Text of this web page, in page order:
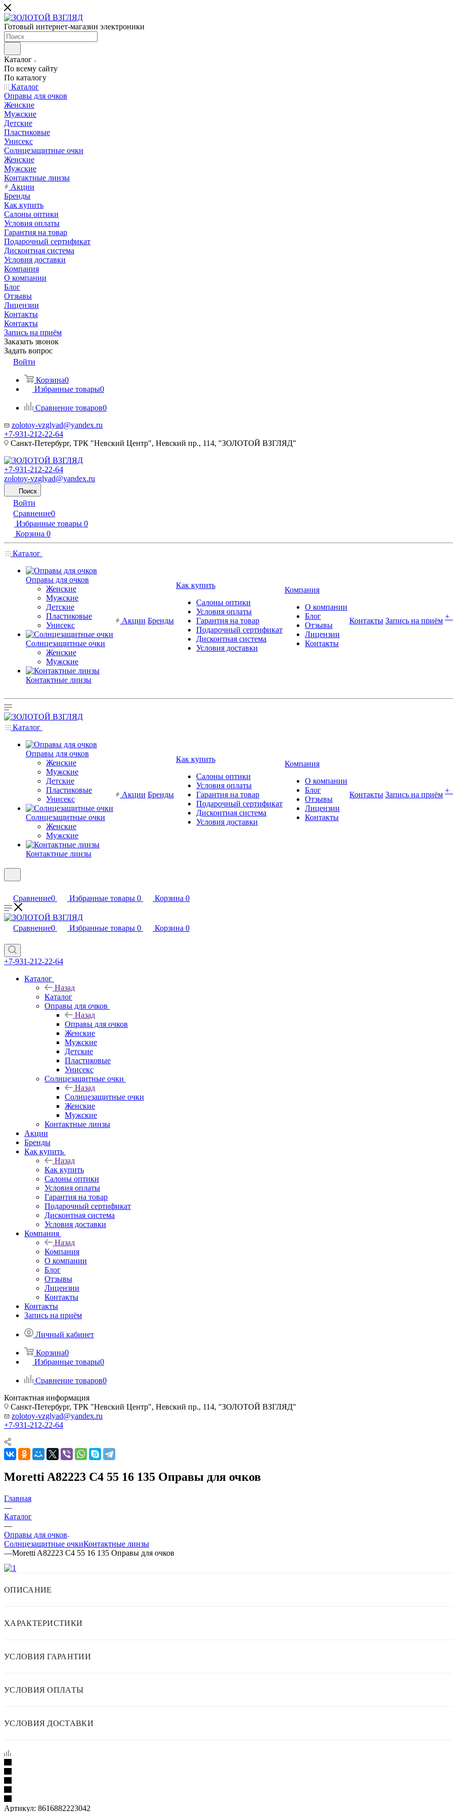
Готовый интернет-магазин электроники
Каталог
По всему сайту
По каталогу
Каталог
Оправы для очков
Женские
Мужские
Детские
Пластиковые
Унисекс
Солнцезащитные очки
Женские
Мужские
Контактные линзы
Акции
Бренды
Как купить
Салоны оптики
Условия оплаты
Гарантия на товар
Подарочный сертификат
Дисконтная система
Условия доставки
Компания
О компании
Блог
Отзывы
Лицензии
Контакты
Контакты
Запись на приём
Заказать звонок
Задать вопрос
Войти
Корзина0
Избранные товары0
Сравнение товаров0
zolotoy-vzglyad@yandex.ru
+7-931-212-22-64
Санкт-Петербург, ТРК "Невский Центр", Невский пр., 114, "ЗОЛОТОЙ ВЗГЛЯД"
+7-931-212-22-64
zolotoy-vzglyad@yandex.ru
Поиск
Войти
Сравнение0
Избранные товары 0
Корзина 0
Каталог
Оправы для очков
Женские
Мужские
Детские
Пластиковые
Унисекс
Солнцезащитные очки
Женские
Мужские
Контактные линзы
Акции Бренды
Как купить
Салоны оптики
Условия оплаты
Гарантия на товар
Подарочный сертификат
Дисконтная система
Условия доставки
Компания
О компании
Блог
Отзывы
Лицензии
Контакты
Контакты Запись на приём +
Каталог
Оправы для очков
Женские
Мужские
Детские
Пластиковые
Унисекс
Солнцезащитные очки
Женские
Мужские
Контактные линзы
Акции Бренды
Как купить
Салоны оптики
Условия оплаты
Гарантия на товар
Подарочный сертификат
Дисконтная система
Условия доставки
Компания
О компании
Блог
Отзывы
Лицензии
Контакты
Контакты Запись на приём +
Сравнение0 Избранные товары 0 Корзина 0
Сравнение0 Избранные товары 0 Корзина 0
+7-931-212-22-64
Каталог
Назад
Каталог
Оправы для очков
Назад
Оправы для очков
Женские
Мужские
Детские
Пластиковые
Унисекс
Солнцезащитные очки
Назад
Солнцезащитные очки
Женские
Мужские
Контактные линзы
Акции
Бренды
Как купить
Назад
Как купить
Салоны оптики
Условия оплаты
Гарантия на товар
Подарочный сертификат
Дисконтная система
Условия доставки
Компания
Назад
Компания
О компании
Блог
Отзывы
Лицензии
Контакты
Контакты
Запись на приём
Личный кабинет
Корзина0
Избранные товары0
Сравнение товаров0
Контактная информация
Санкт-Петербург, ТРК "Невский Центр", Невский пр., 114, "ЗОЛОТОЙ ВЗГЛЯД"
zolotoy-vzglyad@yandex.ru
+7-931-212-22-64
Moretti A82223 C4 55 16 135 Оправы для очков
Главная
—
Каталог
—
Оправы для очков
Солнцезащитные очкиКонтактные линзы
—Moretti A82223 C4 55 16 135 Оправы для очков
ОПИСАНИЕ
ХАРАКТЕРИСТИКИ
УСЛОВИЯ ГАРАНТИИ
УСЛОВИЯ ОПЛАТЫ
УСЛОВИЯ ДОСТАВКИ
Артикул: 8616882223042